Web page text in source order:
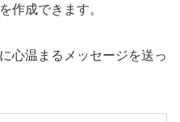
作成できます。
心温まるメッセージを送っ